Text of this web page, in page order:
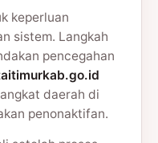
keperluan
sistem. Langkah
pencegahan
daerah di
penonaktifan.